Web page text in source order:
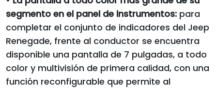
segmento en el panel de instrumentos: para
completar el conjunto de indicadores del Jeep
Renegade, frente al conductor se encuentra
disponible una pantalla de 7 pulgadas, a todo
color y multivisión de primera calidad, con una
función reconfigurable que permite al